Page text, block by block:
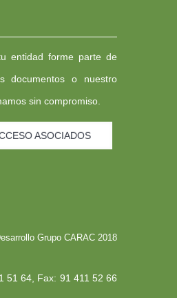
entidad forme parte de
documentos o nuestro
sin compromiso.
ASOCIADOS
Grupo CARAC 2018
51 64, Fax: 91 411 52 66